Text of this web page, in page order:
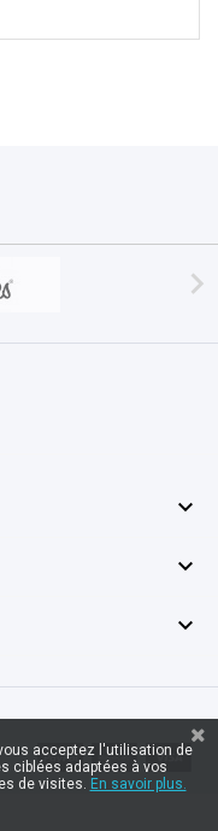




acceptez l'utilisation de
ciblées adaptées à vos
de visites. En savoir plus.